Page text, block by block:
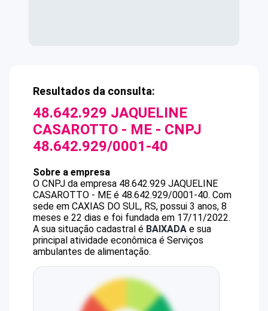
Resultados da consulta:
48.642.929 JAQUELINE
CASAROTTO - ME - CNPJ
48.642.929/0001-40
Sobre a empresa
O CNPJ da empresa 48.642.929 JAQUELINE
CASAROTTO - ME é 48.642.929/0001-40. Com
sede em CAXIAS DO SUL, RS, possui 3 anos, 8
meses e 22 dias e foi fundada em 17/11/2022.
A sua situação cadastral é BAIXADA e sua
principal atividade econômica é Serviços
ambulantes de alimentação.